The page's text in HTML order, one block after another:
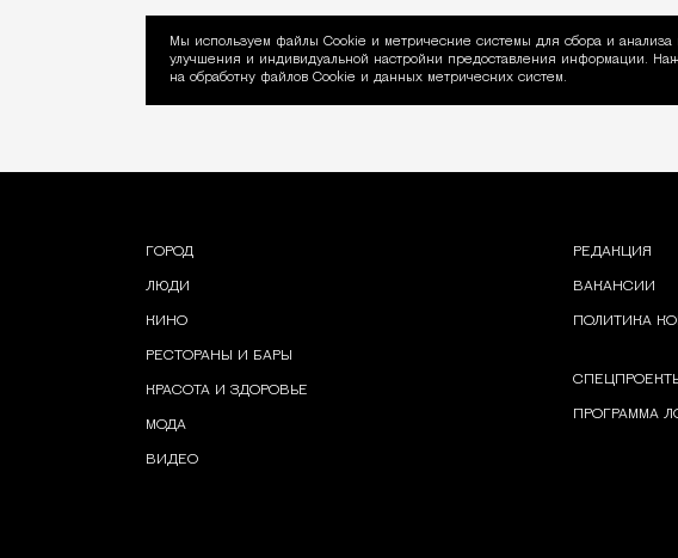
Уведомление об
Мы используем файлы Сookie и метрические системы для сбора и
улучшения и индивидуальной настройки предоставления информации.
на обработку файлов Cookie и данных метрических систем.
ГОРОД
ЛЮДИ
КИНО
РЕСТОРАНЫ И БАРЫ
КРАСОТА И ЗДОРОВЬЕ
МОДА
ВИДЕО
РЕДАКЦИЯ
ВАКАНСИИ
ПОЛИТИКА
ПРОГРАММА